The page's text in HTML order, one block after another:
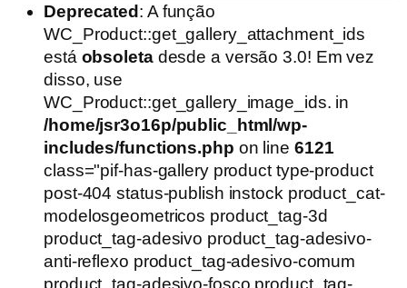
preço
original
era:
atual
é:
Deprecated : A função
WC_Product::get_gallery_attachment_ids
está obsoletadesde a versão 3.0! Em vez
disso, use
WC_Product::get_gallery_image_ids. in
/home/jsr3o16p/public_html/wp-
includes/functions.php on line 6121
class="pif-has-gallery product type-product
post-404 status-publish instock product_cat-
modelosgeometricos product_tag-3d
product_tag-adesivo product_tag-adesivo-
anti-reflexo product_tag-adesivo-comum
product_tag-adesivo-fosco product_tag-